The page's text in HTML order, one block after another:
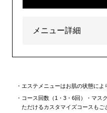
メニュー詳細
エステメニューはお肌の状態によ
コース回数（1・3・6回）・マス
ただけるカスタマイズコースもご